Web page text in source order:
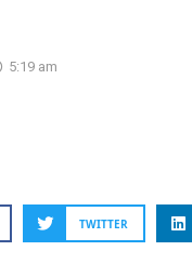
5:19 am
TWITTER